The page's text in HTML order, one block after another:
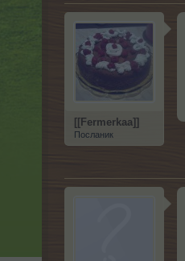
[[Fermerkaa]]
Посланик